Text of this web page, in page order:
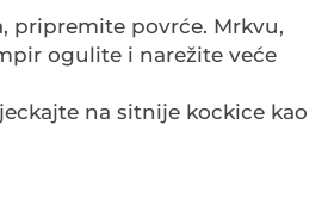
pripremite povrće. Mrkvu,
ogulite i narežite veće
na sitnije kockice kao